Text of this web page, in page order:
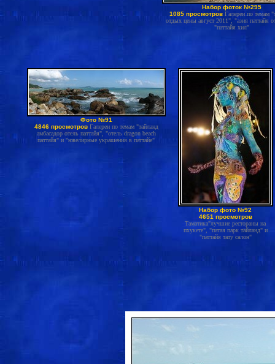
Набор фоток №295
1085 просмотров Галереи по темам
отдых цены август 2011", "азия паттайя
"паттайя хил"
Фото №91
4846 просмотров Галереи по темам "тайланд
амбасадор отель паттайя", "отель dragon beach
паттайя" и "ювелирные украшения в паттайе"
Набор фото №92
4651 просмотров
Таматика"лучшие рестораны на
пхукете", "патая парк тайланд" и
"паттайя тату салон"